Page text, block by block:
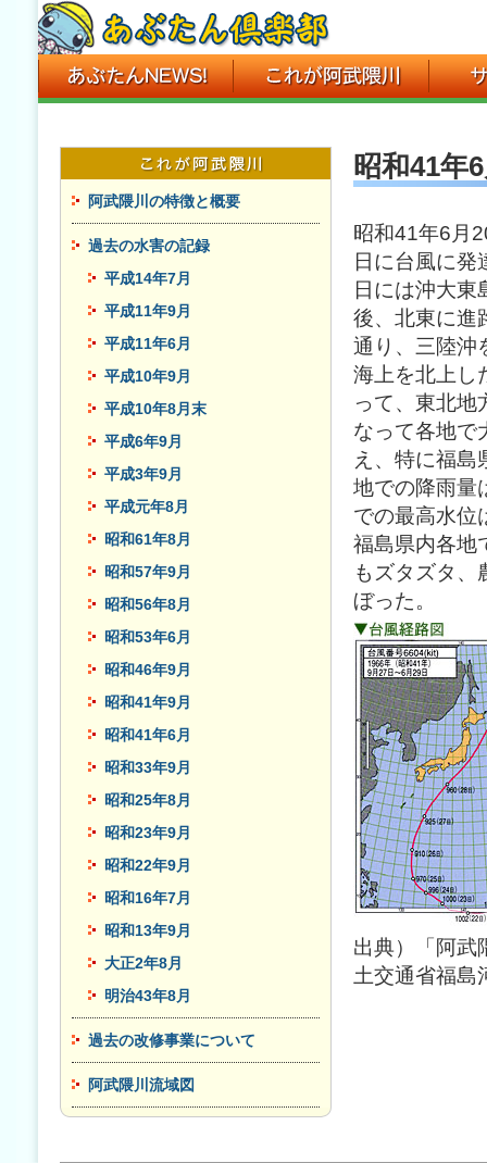
阿武隈川の特徴と概要
過去の水害の記録
平成14年7月
平成11年9月
平成11年6月
平成10年9月
平成10年8月末
平成6年9月
平成3年9月
平成元年8月
昭和61年8月
昭和57年9月
昭和56年8月
昭和53年6月
昭和46年9月
昭和41年9月
昭和41年6月
昭和33年9月
昭和25年8月
昭和23年9月
昭和22年9月
昭和16年7月
昭和13年9月
大正2年8月
明治43年8月
過去の改修事業について
阿武隈川流域図
昭和41年
昭和41年6月
日に台風に
日には沖大
後、北東に進
通り、三陸沖
海上を北上し
って、東北地
なって各地で
え、特に福
地での降雨量
での最高水位
福島県内各地
もズタズタ、
ぼった。
出典）「阿
土交通省福島